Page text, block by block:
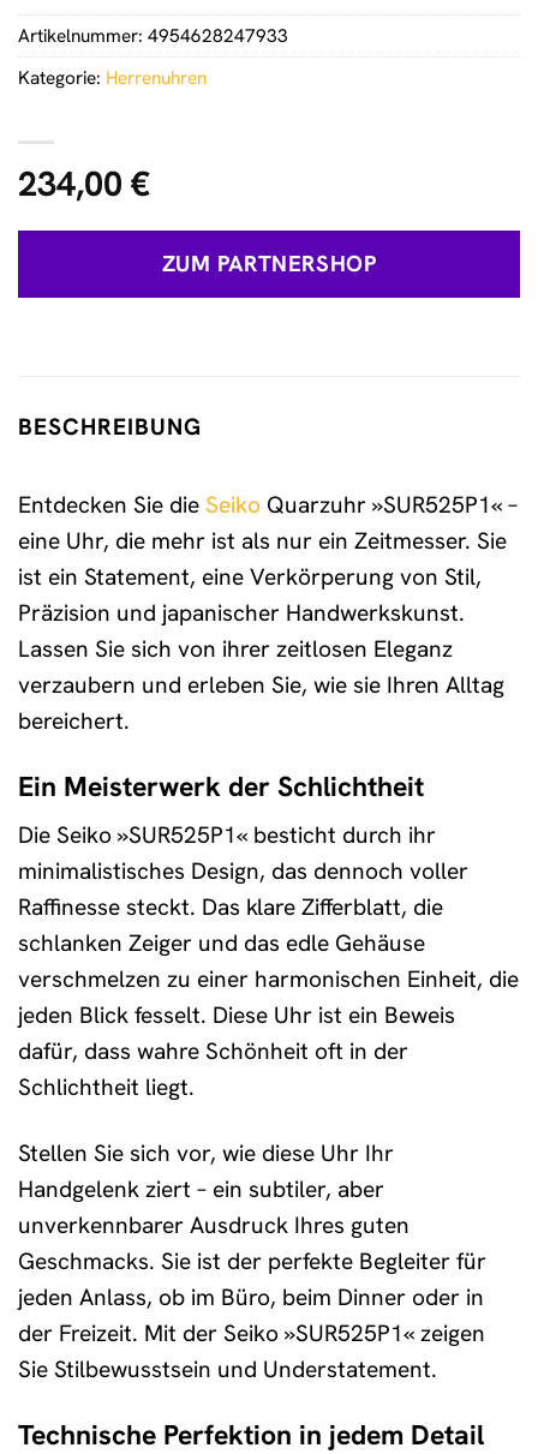
234,00 €
ZUM PARTNERSHOP
Artikelnummer: 4954628247933
Kategorie: Herrenuhren
BESCHREIBUNG
Entdecken Sie die Seiko Quarzuhr »SUR525P1« –
eine Uhr, die mehr ist als nur ein Zeitmesser. Sie
ist ein Statement, eine Verkörperung von Stil,
Präzision und japanischer Handwerkskunst.
Lassen Sie sich von ihrer zeitlosen Eleganz
verzaubern und erleben Sie, wie sie Ihren Alltag
bereichert.
Ein Meisterwerk der Schlichtheit
Die Seiko »SUR525P1« besticht durch ihr
minimalistisches Design, das dennoch voller
Raffinesse steckt. Das klare Zifferblatt, die
schlanken Zeiger und das edle Gehäuse
verschmelzen zu einer harmonischen Einheit, die
jeden Blick fesselt. Diese Uhr ist ein Beweis
dafür, dass wahre Schönheit oft in der
Schlichtheit liegt.
Stellen Sie sich vor, wie diese Uhr Ihr
Handgelenk ziert – ein subtiler, aber
unverkennbarer Ausdruck Ihres guten
Geschmacks. Sie ist der perfekte Begleiter für
jeden Anlass, ob im Büro, beim Dinner oder in
der Freizeit. Mit der Seiko »SUR525P1« zeigen
Sie Stilbewusstsein und Understatement.
Technische Perfektion in jedem Detail